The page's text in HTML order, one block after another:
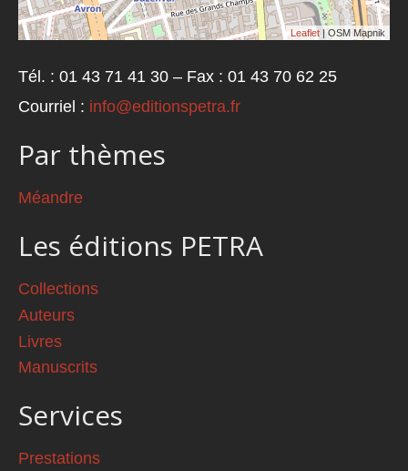
Leaflet | OSM Mapnik
Tél. : 01 43 71 41 30 – Fax : 01 43 70 62 25
Courriel : info@editionspetra.fr
Par thèmes
Méandre
Les éditions PETRA
Collections
Auteurs
Livres
Manuscrits
Services
Prestations